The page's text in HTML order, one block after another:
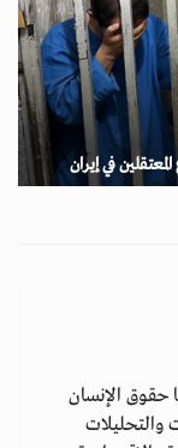
في إيران
حقوق الإنسان
والتحليلات